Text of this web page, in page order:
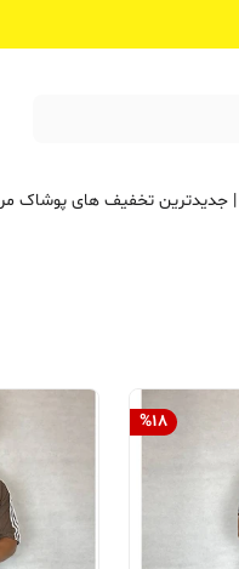
تخفیف ‌های پوشاک
%18